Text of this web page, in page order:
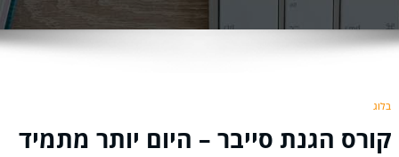
בלוג
קורס הגנת סייבר – היום יותר מתמיד